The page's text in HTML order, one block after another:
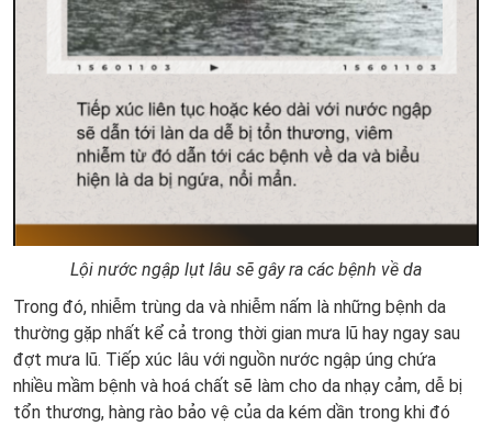
Lội nước ngập lụt lâu sẽ gây ra các bệnh về da
Trong đó, nhiễm trùng da và nhiễm nấm là những bệnh da
thường gặp nhất kể cả trong thời gian mưa lũ hay ngay sau
đợt mưa lũ. Tiếp xúc lâu với nguồn nước ngập úng chứa
nhiều mầm bệnh và hoá chất sẽ làm cho da nhạy cảm, dễ bị
tổn thương, hàng rào bảo vệ của da kém dần trong khi đó